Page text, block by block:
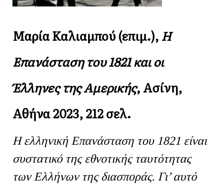
Μαρία Καλιαμπού (επιμ.), Η
Επανάσταση του 1821 και οι
Έλληνες της Αμερικής, Ασίνη,
Αθήνα 2023, 212 σελ.
Η ελληνική Επανάσταση του 1821 είναι
συστατικό της εθνοτικής ταυτότητας
των Ελλήνων της διασποράς. Γι’ αυτό